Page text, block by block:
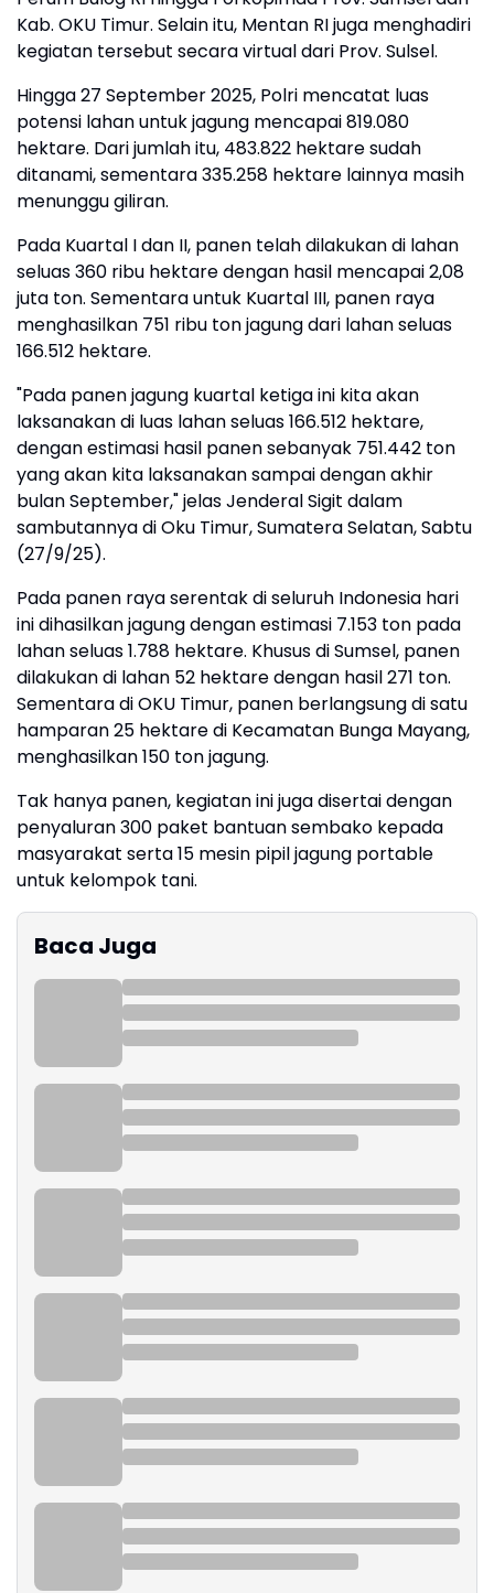
Kab. OKU Timur. Selain itu, Mentan RI juga menghadiri
kegiatan tersebut secara virtual dari Prov. Sulsel.
Hingga 27 September 2025, Polri mencatat luas
potensi lahan untuk jagung mencapai 819.080
hektare. Dari jumlah itu, 483.822 hektare sudah
ditanami, sementara 335.258 hektare lainnya masih
menunggu giliran.
Pada Kuartal I dan II, panen telah dilakukan di lahan
seluas 360 ribu hektare dengan hasil mencapai 2,08
juta ton. Sementara untuk Kuartal III, panen raya
menghasilkan 751 ribu ton jagung dari lahan seluas
166.512 hektare.
"Pada panen jagung kuartal ketiga ini kita akan
laksanakan di luas lahan seluas 166.512 hektare,
dengan estimasi hasil panen sebanyak 751.442 ton
yang akan kita laksanakan sampai dengan akhir
bulan September," jelas Jenderal Sigit dalam
sambutannya di Oku Timur, Sumatera Selatan, Sabtu
(27/9/25).
Pada panen raya serentak di seluruh Indonesia hari
ini dihasilkan jagung dengan estimasi 7.153 ton pada
lahan seluas 1.788 hektare. Khusus di Sumsel, panen
dilakukan di lahan 52 hektare dengan hasil 271 ton.
Sementara di OKU Timur, panen berlangsung di satu
hamparan 25 hektare di Kecamatan Bunga Mayang,
menghasilkan 150 ton jagung.
Tak hanya panen, kegiatan ini juga disertai dengan
penyaluran 300 paket bantuan sembako kepada
masyarakat serta 15 mesin pipil jagung portable
untuk kelompok tani.
Baca Juga